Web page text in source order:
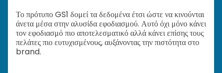
Το πρότυπο GS1 δομεί τα δεδομένα έτσι ώστε να κινούνται
άνετα μέσα στην αλυσίδα εφοδιασμού. Αυτό όχι μόνο κάνει
τον εφοδιασμό πιο αποτελεσματικό αλλά κάνει επίσης τους
πελάτες πιο ευτυχισμένους, αυξάνοντας την πιστότητα στο
brand.